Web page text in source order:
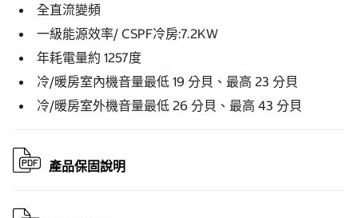
全直流變頻
一級能源效率/ CSPF冷房:7.2KW
年耗電量約 1257度
冷/暖房室內機音量最低 19 分貝、最高 23 分貝
冷/暖房室外機音量最低 26 分貝、最高 43 分貝
產品保固說明